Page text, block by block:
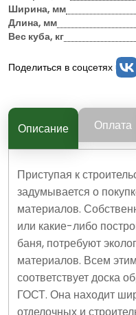
Ширина, мм
Длина, мм
Вес куба, кг
Поделиться в соцсетях
Описание Оплата
Приступая к
задумывается о
материалов.
или какие-либо
баня, потребуют
материалов. Всем
соответствует доска
ГОСТ. Она находит